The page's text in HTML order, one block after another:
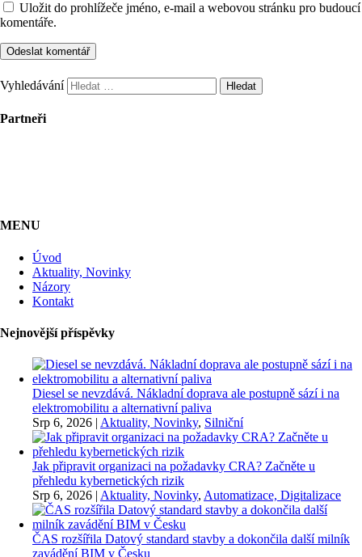
Uložit do prohlížeče jméno, e-mail a webovou stránku pro budoucí
komentáře.
Vyhledávání
Partneři
MENU
Úvod
Aktuality, Novinky
Názory
Kontakt
Nejnovější příspěvky
Diesel se nevzdává. Nákladní doprava ale postupně sází i na
elektromobilitu a alternativní paliva
Srp 6, 2026 | Aktuality, Novinky, Silniční
Jak připravit organizaci na požadavky CRA? Začněte u
přehledu kybernetických rizik
Srp 6, 2026 | Aktuality, Novinky, Automatizace, Digitalizace
ČAS rozšířila Datový standard stavby a dokončila další milník
zavádění BIM v Česku